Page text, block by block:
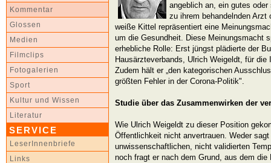
Kommentar
Glossen
Medien
Filmclips
Fotogalerien
Sport
Kultur und Wissen
Literatur
SERVICE
LeserInnenbriefe
Links
angeblich an, ein gutes
zu ihrem behandelnden Arzt
weiße Kittel repräsentiert eine
um die Gesundheit. Diese Meinungsmacht
erhebliche Rolle: Erst jüngst plädierte der
Hausärzteverbands, Ulrich Weigeldt, für
Zudem hält er „den kategorischen
größten Fehler in der Corona-Politik".
Studie über das Zusammenwirken der
Wie Ulrich Weigeldt zu dieser Position
Öffentlichkeit nicht anvertrauen. Weder
unwissenschaftlichen, nicht validierten
noch fragt er nach dem Grund, aus dem